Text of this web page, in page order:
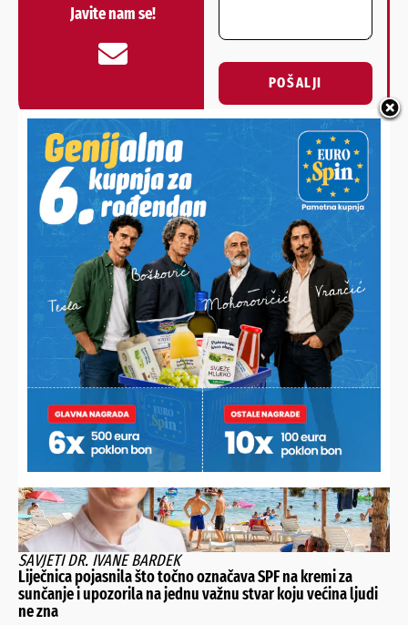
Javite nam se!
POŠALJI
Alternative:
NAJNOVIJE VIJESTI
PREDSTAVLJENJE SU IZMJENE I DOPUNE DVAJU ZAKONA
Ovih 200 tisuća građana čeka povećanje mirovine
SAVJETI DR. IVANE BARDEK
Liječnica pojasnila što točno označava SPF na kremi za
sunčanje i upozorila na jednu važnu stvar koju većina ljudi
ne zna